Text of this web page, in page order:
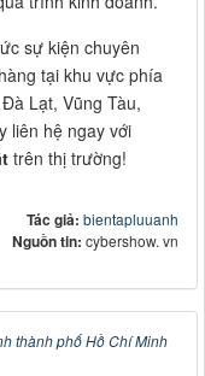
sự kiện chuyên
tại khu vực phía
Lạt, Vũng Tàu,
liên hệ ngay với
trên thị trường!
Tác giả: bientapluuanh
Nguồn tin: cybershow. vn
thành phố Hồ Chí Minh